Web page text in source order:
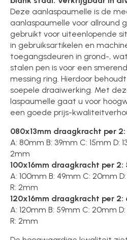
Deze aanlaspaumelle is de
aanlaspaumelle voor allround
gebruikt voor uiteenlopende
in gebruiksartikelen en
toegangsdeuren in grond-,
stalen pen is voor een
messing ring. Hierdoor
soepele draaiwerking. Met
laspaumelle gaat u voor
een goede prijs-
080x13mm draagkracht per 2:
A: 80mm B: 39mm C: 15mm D:
2mm
100x16mm draagkracht per 2:
A: 100mm B: 49mm C: 20mm
R: 2mm
120x16mm draagkracht per 2:
A: 120mm B: 59mm C: 20mm
R: 2mm